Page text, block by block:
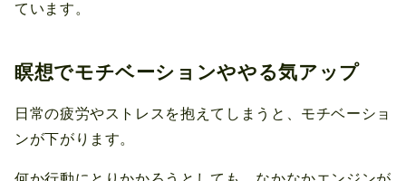
ています。
瞑想でモチベーションややる気アップ
日常の疲労やストレスを抱えてしまうと、モチベーショ
ンが下がります。